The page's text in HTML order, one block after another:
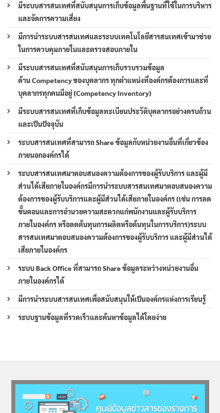
มีระบบสารสนเทศที่สนับสนุนการเก็บข้อมูลพื้นฐานที่ใช้ในการบริหาร
และจัดการความเสี่ยง
มีการนำระบบสารสนเทศและระบบเทคโนโลยีสารสนเทศเข้ามาช่วย
ในการควบคุมภายในและตรวจสอบภายใน
มีระบบสารสนเทศที่สนับสนุนการเก็บรวบรวมข้อมูล
ด้าน Competency ของบุคลากร ทุกตำแหน่งที่องค์กรต้องการและที่
บุคลากรทุกคนมีอยู่ (Competency Inventory)
มีระบบสารสนเทศที่เก็บข้อมูลทะเบียนประวัติบุคลากรอย่างครบถ้วน
และเป็นปัจจุบัน
ระบบสารสนเทศที่สามารถ Share ข้อมูลกับหน่วยงานอื่นที่เกี่ยวข้อง
ภายนอกองค์กรได้
ระบบสารสนเทศมาตอบสนองความต้องการของผู้รับบริการ และผู้มี
ส่วนได้เสียภายในองค์กรมีการนำระบบสารสนเทศมาตอบสนองความ
ต้องการของผู้รับบริการและผู้มีส่วนได้เสียภายในองค์กร (เช่น การลด
ขั้นตอนและการอำนวยความสะดวกแก่พนักงานและผู้รับบริการ
ภายในองค์กร หรือลดต้นทุนการผลิตหรือต้นทุนในการบริการ)ระบบ
สารสนเทศมาตอบสนองความต้องการของผู้รับบริการ และผู้มีส่วนได้
เสียภายในองค์กร
ระบบ Back Office ที่สามารถ Share ข้อมูลระหว่างหน่วยงานอื่น
ภายในองค์กรได้
มีการนำระบบสารสนเทศเพื่อสนับสนุนให้เป็นองค์กรแห่งการเรียนรู้
ระบบฐานข้อมูลที่รวดเร็วและค้นหาข้อมูลได้โดยง่าย